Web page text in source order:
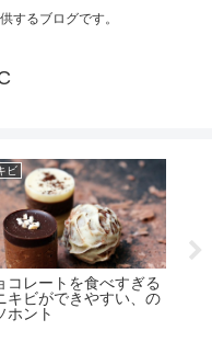
するブログです。
ビ
コレートを食べすぎる
キビができやすい、の
ホント